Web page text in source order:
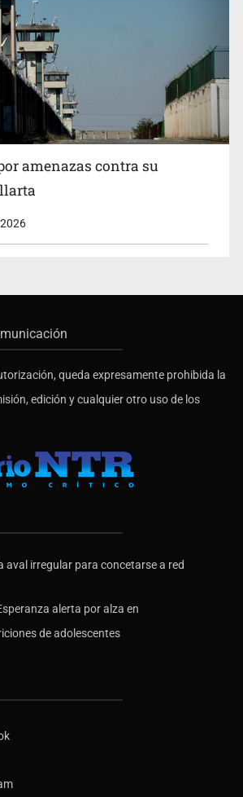
amenazas contra su
queda expresamente prohibida la
edición y cualquier otro uso de los
aval irregular para concetarse a red
alerta por alza en
de adolescentes